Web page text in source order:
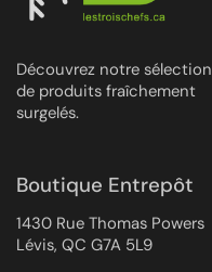
Découvrez notre sélection
de produits fraîchement
surgelés.
Boutique Entrepôt
1430 Rue Thomas Powers
Lévis, QC G7A 5L9